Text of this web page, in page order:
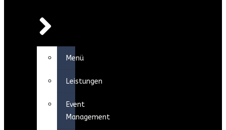
Menü
Leistungen
Event
Management